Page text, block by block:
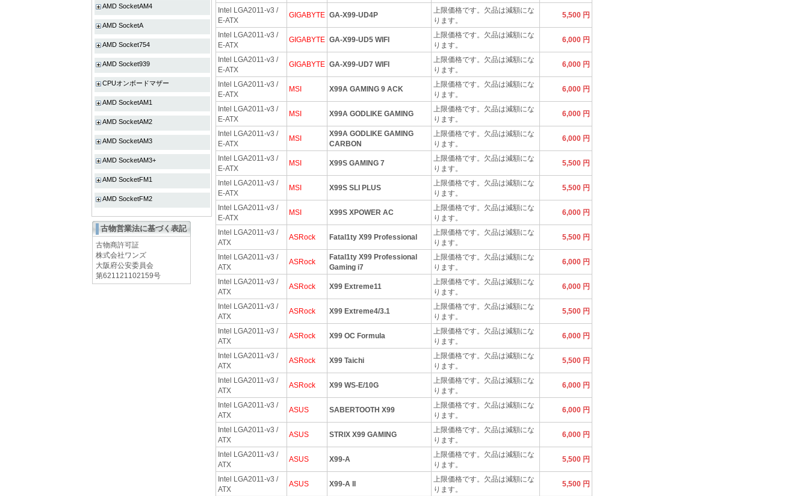
Intel LGA2011-v3 /
E-ATX
GIGABYTE GA-X99-UD4P
上限価格です。欠品は減額にな
ります。
5,500 円
Intel LGA2011-v3 /
E-ATX
GIGABYTE GA-X99-UD5 WIFI
上限価格です。欠品は減額にな
ります。
6,000 円
Intel LGA2011-v3 /
E-ATX
GIGABYTE GA-X99-UD7 WIFI
上限価格です。欠品は減額にな
ります。
6,000 円
Intel LGA2011-v3 /
E-ATX
MSI X99A GAMING 9 ACK
上限価格です。欠品は減額にな
ります。
6,000 円
Intel LGA2011-v3 /
E-ATX
MSI X99A GODLIKE GAMING
上限価格です。欠品は減額にな
ります。
6,000 円
Intel LGA2011-v3 /
E-ATX
MSI
X99A GODLIKE GAMING
CARBON
上限価格です。欠品は減額にな
ります。
6,000 円
Intel LGA2011-v3 /
E-ATX
MSI X99S GAMING 7
上限価格です。欠品は減額にな
ります。
5,500 円
Intel LGA2011-v3 /
E-ATX
MSI X99S SLI PLUS
上限価格です。欠品は減額にな
ります。
5,500 円
Intel LGA2011-v3 /
E-ATX
MSI X99S XPOWER AC
上限価格です。欠品は減額にな
ります。
6,000 円
Intel LGA2011-v3 /
ATX
ASRock Fatal1ty X99 Professional
上限価格です。欠品は減額にな
ります。
5,500 円
Intel LGA2011-v3 /
ATX
ASRock
Fatal1ty X99 Professional
Gaming i7
上限価格です。欠品は減額にな
ります。
6,000 円
Intel LGA2011-v3 /
ATX
ASRock X99 Extreme11
上限価格です。欠品は減額にな
ります。
6,000 円
Intel LGA2011-v3 /
ATX
ASRock X99 Extreme4/3.1
上限価格です。欠品は減額にな
ります。
5,500 円
Intel LGA2011-v3 /
ATX
ASRock X99 OC Formula
上限価格です。欠品は減額にな
ります。
6,000 円
Intel LGA2011-v3 /
ATX
ASRock X99 Taichi
上限価格です。欠品は減額にな
ります。
5,500 円
Intel LGA2011-v3 /
ATX
ASRock X99 WS-E/10G
上限価格です。欠品は減額にな
ります。
6,000 円
Intel LGA2011-v3 /
ATX
ASUS SABERTOOTH X99
上限価格です。欠品は減額にな
ります。
6,000 円
Intel LGA2011-v3 /
ATX
ASUS STRIX X99 GAMING
上限価格です。欠品は減額にな
ります。
6,000 円
Intel LGA2011-v3 /
ATX
ASUS X99-A
上限価格です。欠品は減額にな
ります。
5,500 円
Intel LGA2011-v3 /
ATX
ASUS X99-A II
上限価格です。欠品は減額にな
ります。
5,500 円
AMD SocketAM4
AMD SocketA
AMD Socket754
AMD Socket939
CPUオンボードマザー
AMD SocketAM1
AMD SocketAM2
AMD SocketAM3
AMD SocketAM3+
AMD SocketFM1
AMD SocketFM2
古物営業法に基づく表記
古物商許可証
株式会社ワンズ
大阪府公安委員会
第621121102159号